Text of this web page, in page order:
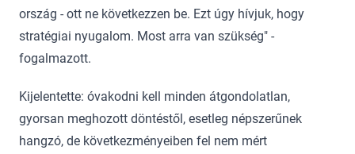
ország - ott ne következzen be. Ezt úgy hívjuk, hogy
stratégiai nyugalom. Most arra van szükség" -
fogalmazott.
Kijelentette: óvakodni kell minden átgondolatlan,
gyorsan meghozott döntéstől, esetleg népszerűnek
hangzó, de következményeiben fel nem mért